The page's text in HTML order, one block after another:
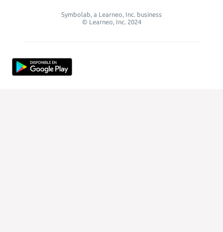
Symbolab, a Learneo, Inc. business
© Learneo, Inc. 2024